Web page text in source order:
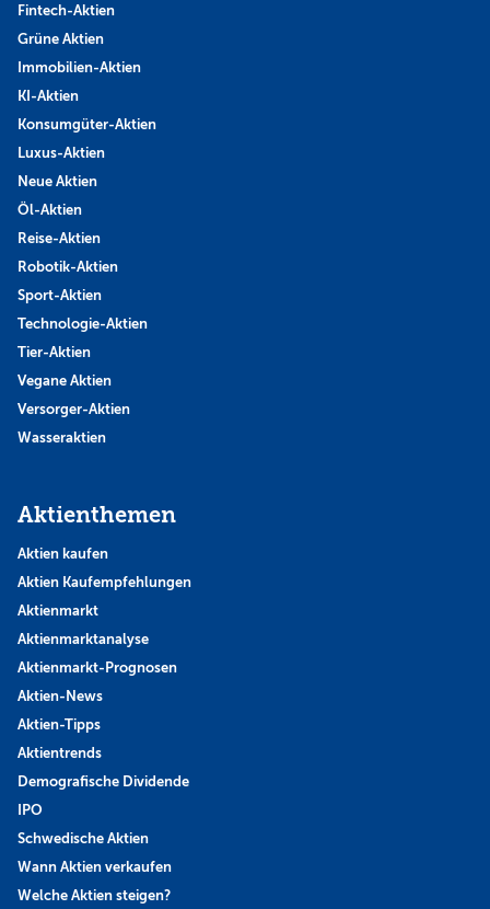
Fintech-Aktien
Grüne Aktien
Immobilien-Aktien
KI-Aktien
Konsumgüter-Aktien
Luxus-Aktien
Neue Aktien
Öl-Aktien
Reise-Aktien
Robotik-Aktien
Sport-Aktien
Technologie-Aktien
Tier-Aktien
Vegane Aktien
Versorger-Aktien
Wasseraktien
Aktienthemen
Aktien kaufen
Aktien Kaufempfehlungen
Aktienmarkt
Aktienmarktanalyse
Aktienmarkt-Prognosen
Aktien-News
Aktien-Tipps
Aktientrends
Demografische Dividende
IPO
Schwedische Aktien
Wann Aktien verkaufen
Welche Aktien steigen?